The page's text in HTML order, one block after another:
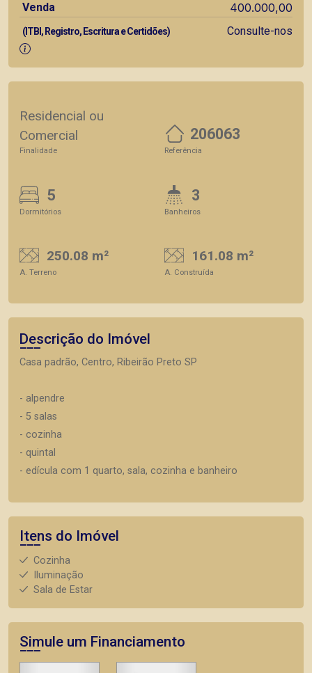
Venda 400.000,00
(ITBI, Registro, Escritura e Certidões) Consulte-nos
Residencial ou
Comercial
Finalidade
206063
Referência
5
Dormitórios
3
Banheiros
250.08 m²
A. Terreno
161.08 m²
A. Construída
Descrição do Imóvel
Casa padrão, Centro, Ribeirão Preto SP
- alpendre
- 5 salas
- cozinha
- quintal
- edícula com 1 quarto, sala, cozinha e banheiro
Itens do Imóvel
Cozinha
Iluminação
Sala de Estar
Simule um Financiamento